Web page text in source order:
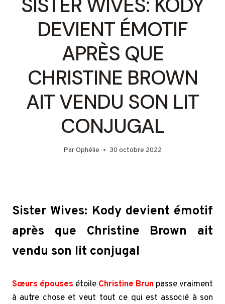
DEVIENT ÉMOTIF
APRÈS QUE
CHRISTINE BROWN
AIT VENDU SON LIT
CONJUGAL
ParOphélie 30 octobre 2022
Sister Wives: Kody devient émotif
après que Christine Brown ait
vendu son lit conjugal
Sœurs épouses étoile Christine Brun passe vraiment
à autre chose et veut tout ce qui est associé à son